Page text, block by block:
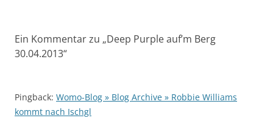
Ein Kommentar zu „Deep Purple auf’m Berg
30.04.2013“
Pingback: Womo-Blog » Blog Archive » Robbie Williams
kommt nach Ischgl